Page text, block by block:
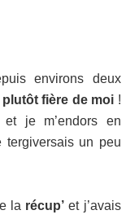
environs deux
plutôt fière de moi !
je m’endors en
tergiversais un peu
la récup’ et j’avais